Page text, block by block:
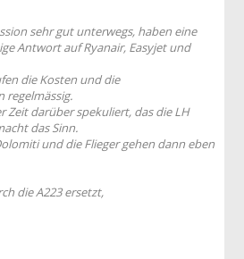
sehr gut unterwegs, haben eine
Antwort auf Ryanair, Easyjet und
die Kosten und die
regelmässig.
Zeit darüber spekuliert, das die LH
das Sinn.
und die Flieger gehen dann eben
die A223 ersetzt,